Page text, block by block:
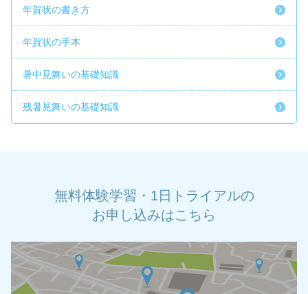
年賀状の書き方
年賀状の手本
暑中見舞いの基礎知識
残暑見舞いの基礎知識
無料体験学習・1日トライアルの
お申し込みはこちら